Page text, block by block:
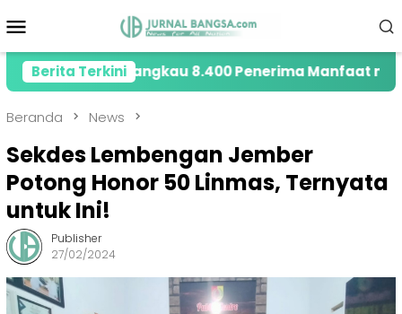
ke
Mobile
Berita Terkini
Jangkau 8.400 Penerima Manfaat melalui
Beranda News
Sekdes Lembengan Jember
Potong Honor 50 Linmas, Ternyata
untuk Ini!
Publisher
27/02/2024